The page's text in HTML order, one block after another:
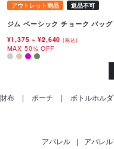
アウトレット商品 返品不可
ジム ベーシック チョーク バッグ
¥1,375~ ¥2,640(税込)
MAX 50% OFF
財布 ポーチ ボトルホル
アパレル | アパレ